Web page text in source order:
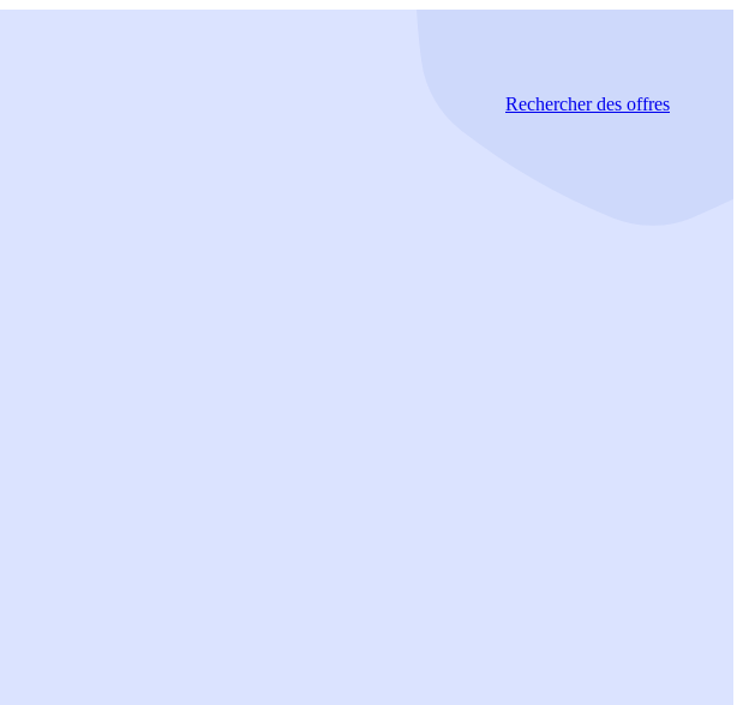
Rechercherdes offres